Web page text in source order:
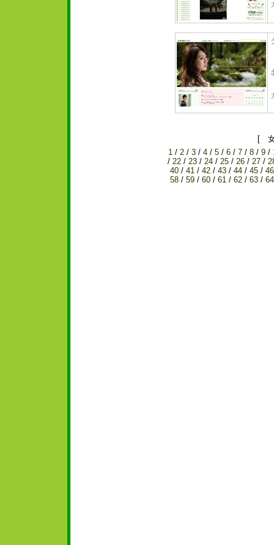
[
1/ 2/ 3/ 4/ 5/ 6/ 7/ 8/ 9/
/ 22/ 23/ 24/ 25/ 26/ 27/
40/ 41/ 42/ 43/ 44/ 45/ 46
58/ 59/ 60/ 61/ 62/ 63/ 64